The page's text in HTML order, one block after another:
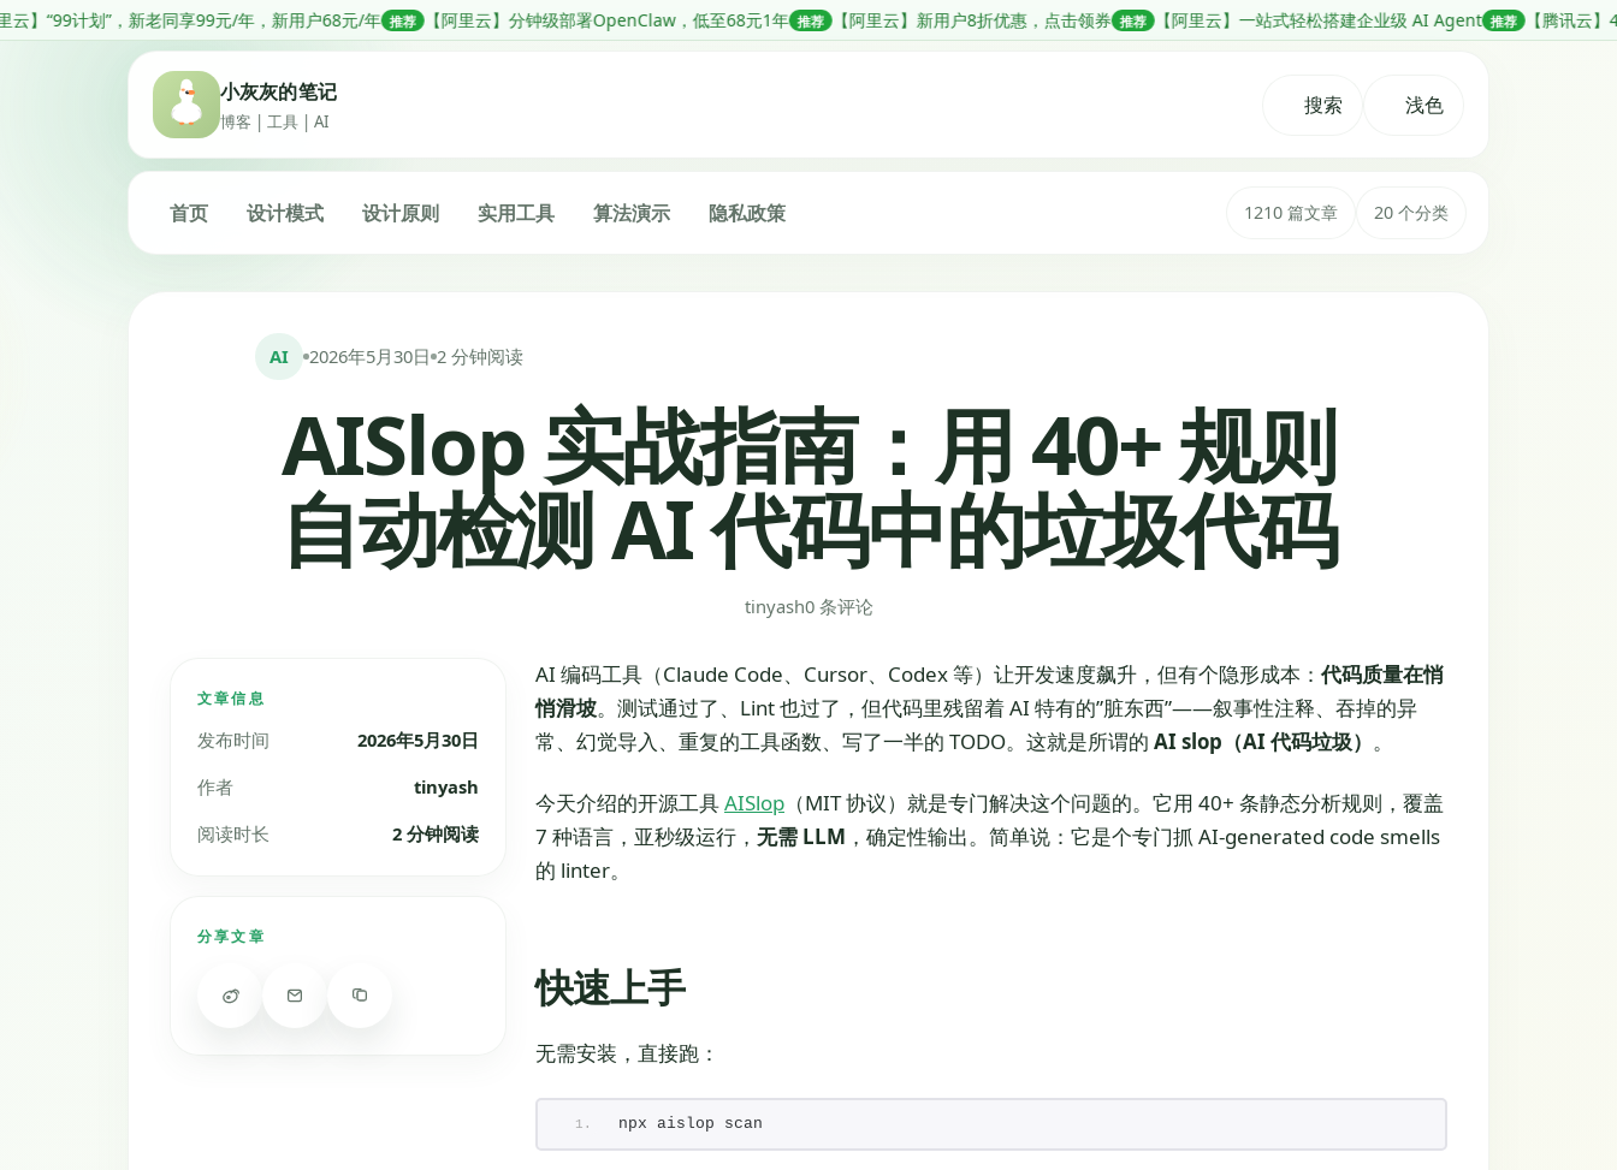
跳
转
同享99元/年，新用户68元/年 推荐 【阿里云】分钟级部署OpenClaw，低至68元1年 推荐 【阿里云】新用户8折优惠，点击领券 推荐 【阿里云】一站式轻松搭建企业级 AI Agent 推荐 【腾讯云】4核4G服务器新客
小灰灰的笔记
博客 | 工具 | AI
搜索 浅色
首页 设计模式 设计原则 实用工具 算法演示 隐私政策 1210 篇文章 20 个分类
AI 2026年5月30日 2 分钟阅读
AISlop 实战指南：用 40+ 规则
自动检测 AI 代码中的垃圾代码
tinyash0 条评论
文章信息
发布时间
2026年5月30日
作者
tinyash
阅读时长
2 分钟阅读
分享文章
AI 编码工具（Claude Code、Cursor、Codex 等）让开发速度飙升，但有个隐形成本： 代码质量在悄
悄滑坡。测试通过了、Lint 也过了，但代码里残留着 AI 特有的”脏东西”——叙事性注释、吞掉的异
常、幻觉导入、重复的工具函数、写了一半的 TODO。这就是所谓的 AI slop（AI 代码垃圾） 。
今天介绍的开源工具AISlop （MIT 协议）就是专门解决这个问题的。它用 40+ 条静态分析规则，覆盖
7 种语言，亚秒级运行， 无需 LLM ，确定性输出。简单说：它是个专门抓 AI-generated code smells
的 linter。
快速上手
无需安装，直接跑：
npx aislop scan